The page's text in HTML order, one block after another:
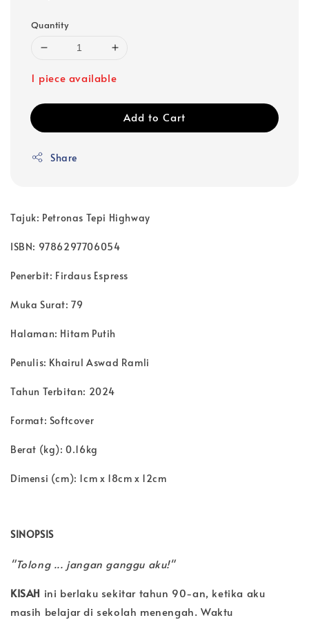
Quantity
1 piece available
Add to Cart
Share
Tajuk: Petronas Tepi Highway
ISBN: 9786297706054
Penerbit: Firdaus Espress
Muka Surat: 79
Halaman: Hitam Putih
Penulis: Khairul Aswad Ramli
Tahun Terbitan: 2024
Format: Softcover
Berat (kg): 0.16kg
Dimensi (cm): 1cm x 18cm x 12cm
SINOPSIS
"Tolong ... jangan ganggu aku!"
KISAH ini berlaku sekitar tahun 90-an, ketika aku
masih belajar di sekolah menengah. Waktu